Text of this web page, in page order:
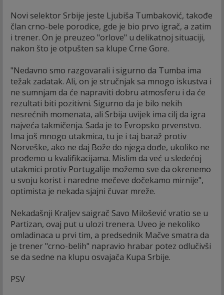
Novi selektor Srbije jeste Ljubiša Tumbaković, takođe
član crno-bele porodice, gde je bio prvo igrač, a zatim
i trener. On je preuzeo "orlove" u delikatnoj situaciji,
nakon što je otpušten sa klupe Crne Gore.
"Nedavno smo razgovarali i sigurno da Tumba ima
težak zadatak. Ali, on je stručnjak sa mnogo iskustva i
ne sumnjam da će napraviti dobru atmosferu i da će
rezultati biti pozitivni. Sigurno da je bilo nekih
nesrećnih momenata, ali Srbija uvijek ima cilj da igra
najveća takmičenja. Sada je to Evropsko prvenstvo.
Ima još mnogo utakmica, tu je i taj baraž protiv
Norveške, ako ne daj Bože do njega dođe, ukoliko ne
prođemo u kvalifikacijama. Mislim da već u sledećoj
utakmici protiv Portugalije možemo sve da okrenemo
u svoju korist i naredne mečeve dočekamo mirnije",
optimista je nekada sjajni čuvar mreže.
Nekadašnji Kraljev saigrač Savo Milošević vratio se u
Partizan, ovaj put u ulozi trenera. Uveo je nekoliko
omladinaca u prvi tim, a predsednik Mačve smatra da
je trener "crno-belih" napravio hrabar potez odlučivši
se da sedne na klupu osvajača Kupa Srbije.
PSV